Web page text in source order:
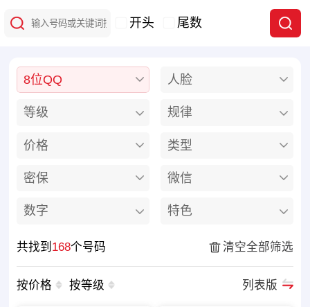
开头 尾数
8位QQ 人脸
等级 规律
价格 类型
密保 微信
数字 特色
共找到 168个号码 清空全部筛选
按价格 按等级 列表版